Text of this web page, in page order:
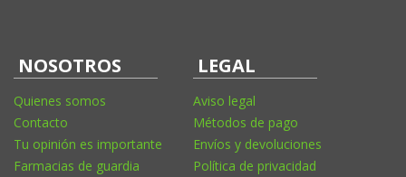
NOSOTROS
Quienes somos
Contacto
Tu opinión es importante
Farmacias de guardia
LEGAL
Aviso legal
Métodos de pago
Envíos y devoluciones
Política de privacidad